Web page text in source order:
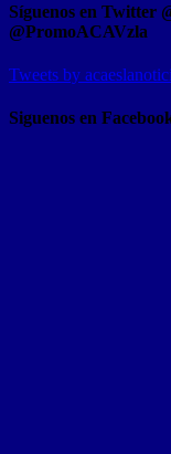
Síguenos en Twitter
@PromoACAVzla
Tweets by
Siguenos en